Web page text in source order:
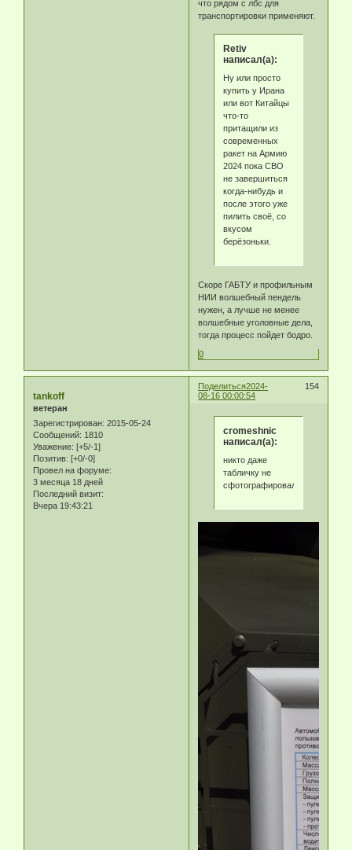
что рядом с лбс для
транспортировки применяют.
Retiv
написал(а):
Ну или просто
купить у Ирана
или вот Китайцы
что-то
притащили из
современных
ракет на Армию
2024 пока СВО
не завершиться
когда-нибудь и
после этого уже
пилить своё, со
вкусом
берёзоньки.
Скоре ГАБТУ и профильным
НИИ волшебный пендель
нужен, а лучше не менее
волшебные уголовные дела,
тогда процесс пойдет бодро.
0
Поделиться 154
2024-
08-16 00:00:54
tankoff
ветеран
Зарегистрирован: 2015-05-24
Сообщений: 1810
Уважение: [+5/-1]
Позитив: [+0/-0]
Провел на форуме:
3 месяца 18 дней
Последний визит:
Вчера 19:43:21
cromeshnic
написал(а):
никто даже
табличку не
сфотографировал